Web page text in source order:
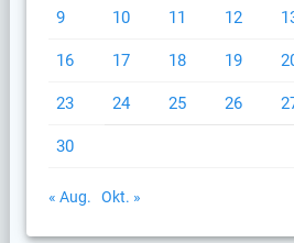
9 10 11 12
16 17 18 19
23 24 25 26
30
« Aug. Okt. »